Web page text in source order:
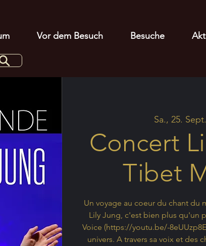
Vor dem Besuch Besuche
Sa., 25. Sept.
Concert
Tibet
Un voyage au coeur du chant du
Lily Jung, c'est bien plus qu'un
Voice (https://youtu.be/-
univers. A travers sa voix et des